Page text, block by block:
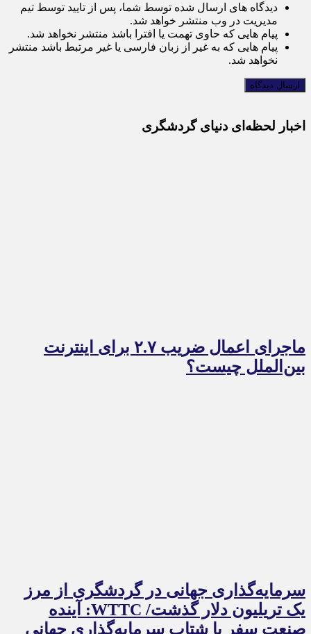
دیدگاه های ارسال شده توسط شما، پس از تایید توسط تیم
مدیریت در وب منتشر خواهد شد.
پیام هایی که حاوی تهمت یا افترا باشد منتشر نخواهد شد.
پیام هایی که به غیر از زبان فارسی یا غیر مرتبط باشد منتشر
نخواهد شد.
اخبار لحظه‌ای دنیای گردشگری
ماجرای اعمال ضریب ۲.۷ برای اینترنت
بین‌الملل چیست؟
سرمایه‌گذاری جهانی در گردشگری از مرز
یک تریلیون دلار گذشت/ WTTC: آینده
صنعت سفر با شتاب سرمایه‌گذاری جهانی